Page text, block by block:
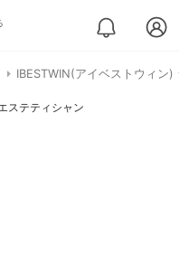
IBESTWIN(アイベストウィン)
ステティシャン